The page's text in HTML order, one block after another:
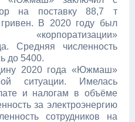
на поставку 88,7 т
В 2020 году был
Средняя численность
до 5400.
2020 года «Южмаш»
ситуации. Имелась
и налогам в объёме
за электроэнергию
сотрудников на